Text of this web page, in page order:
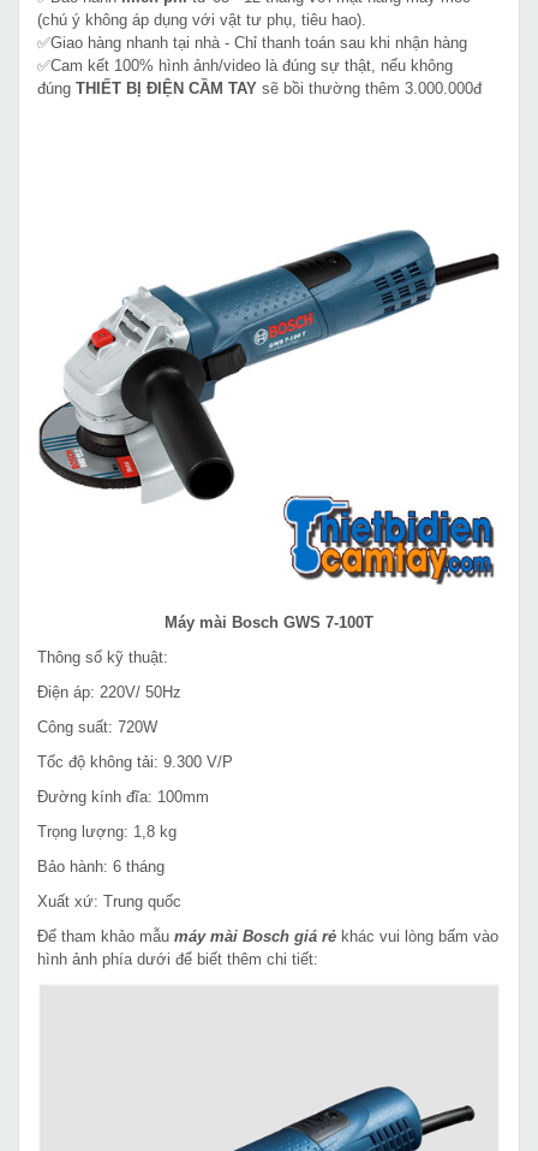
(chú ý không áp dụng với vật tư phụ, tiêu hao).
✅Giao hàng nhanh tại nhà - Chỉ thanh toán sau khi nhận hàng
✅Cam kết 100% hình ảnh/video là đúng sự thật, nếu không
đúng THIẾT BỊ ĐIỆN CẦM TAY sẽ bồi thường thêm 3.000.000đ
Máy mài Bosch GWS 7-100T
Thông số kỹ thuật:
Điện áp: 220V/ 50Hz
Công suất: 720W
Tốc độ không tải: 9.300 V/P
Đường kính đĩa: 100mm
Trọng lượng: 1,8 kg
Bảo hành: 6 tháng
Xuất xứ: Trung quốc
Để tham khảo mẫu máy mài Bosch giá rẻ khác vui lòng bấm vào
hình ảnh phía dưới để biết thêm chi tiết: